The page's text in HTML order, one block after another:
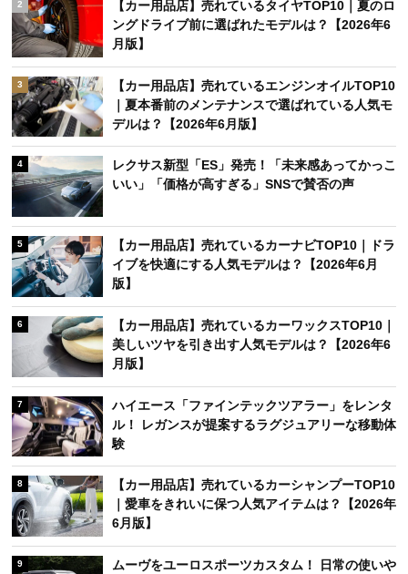
2
【カー用品店】売れているタイヤTOP10｜夏のロ
ングドライブ前に選ばれたモデルは？【2026年6
月版】
3
【カー用品店】売れているエンジンオイルTOP10
｜夏本番前のメンテナンスで選ばれている人気モ
デルは？【2026年6月版】
4
レクサス新型「ES」発売！「未来感あってかっこ
いい」「価格が高すぎる」SNSで賛否の声
5
【カー用品店】売れているカーナビTOP10｜ドラ
イブを快適にする人気モデルは？【2026年6月
版】
6
【カー用品店】売れているカーワックスTOP10｜
美しいツヤを引き出す人気モデルは？【2026年6
月版】
7
ハイエース「ファインテックツアラー」をレンタ
ル！ レガンスが提案するラグジュアリーな移動体
験
8
【カー用品店】売れているカーシャンプーTOP10
｜愛車をきれいに保つ人気アイテムは？【2026年
6月版】
9
ムーヴをユーロスポーツカスタム！ 日常の使いや